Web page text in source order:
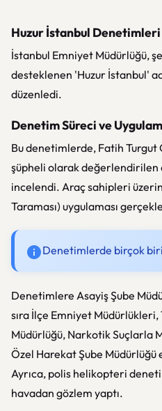
Huzur İstanbul
İstanbul Emniyet Müdürlüğü,
desteklenen 'Huzur İstanbul'
düzenledi.
Denetim Süreci ve
Bu denetimlerde, Fatih
şüpheli olarak değerlendirilen
incelendi. Araç sahipleri
Taraması) uygulaması
Denetimlerde birçok
Denetimlere Asayiş Şube
sıra İlçe Emniyet
Müdürlüğü, Narkotik Suçlarla
Özel Harekat Şube Müdürlüğü
Ayrıca, polis helikopteri
havadan gözlem yaptı.